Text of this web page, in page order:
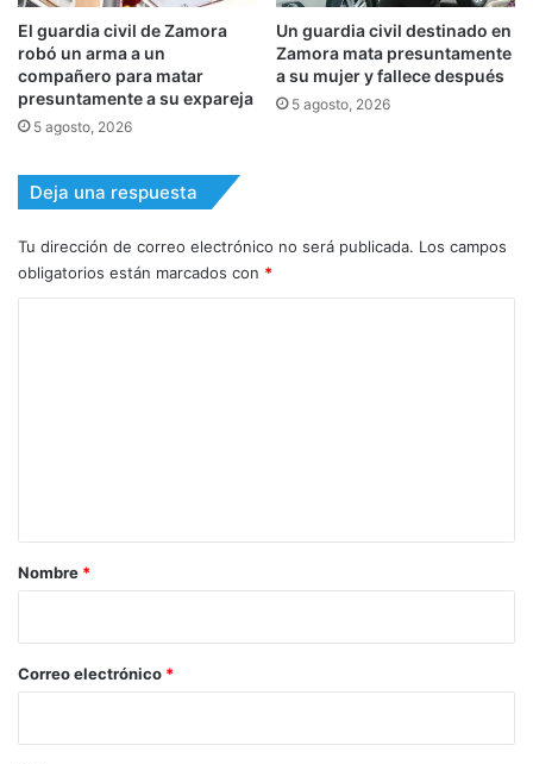
El guardia civil de Zamora
robó un arma a un
compañero para matar
presuntamente a su expareja
5 agosto, 2026
Un guardia civil destinado en
Zamora mata presuntamente
a su mujer y fallece después
5 agosto, 2026
Deja una respuesta
Tu dirección de correo electrónico no será publicada. Los campos
obligatorios están marcados con *
r
*
Nombre *
Correo electrónico *